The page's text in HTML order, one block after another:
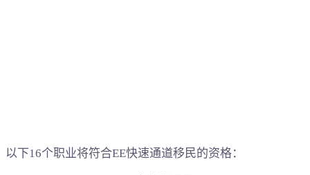
以下16个职业将符合EE快速通道移民的资格：